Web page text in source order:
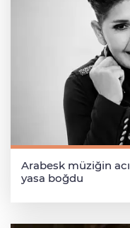
Arabesk müziğin
yasa boğdu